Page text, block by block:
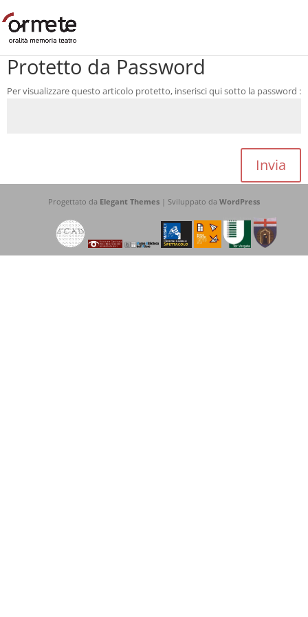
Protetto da Password
Per visualizzare questo articolo protetto, inserisci qui sotto la password :
Invia
Progettato da Elegant Themes| Sviluppato da WordPress